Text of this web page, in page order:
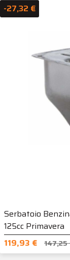
Serbatoio
125cc Primavera
119,93 €
147,25
-27,32 €